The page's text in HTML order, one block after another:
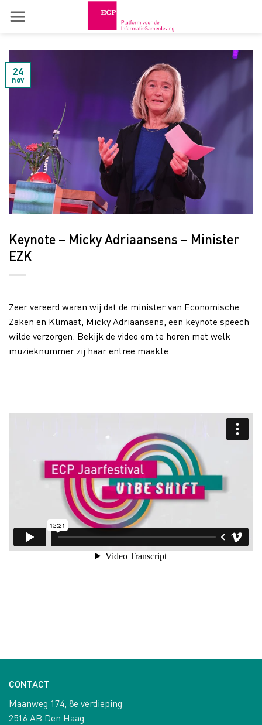
24
nov
Keynote – Micky Adriaansens – Minister
EZK
Zeer vereerd waren wij dat de minister van Economische
Zaken en Klimaat, Micky Adriaansens, een keynote speech
wilde verzorgen. Bekijk de video om te horen met welk
muzieknummer zij haar entree maakte.
CONTACT
Maanweg 174, 8e verdieping
2516 AB Den Haag